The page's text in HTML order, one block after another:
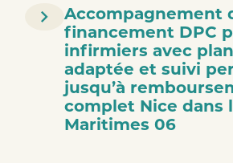
Accompagnement
financement DPC
infirmiers avec
adaptée et suivi
jusqu’à
complet Nice dans
Maritimes 06